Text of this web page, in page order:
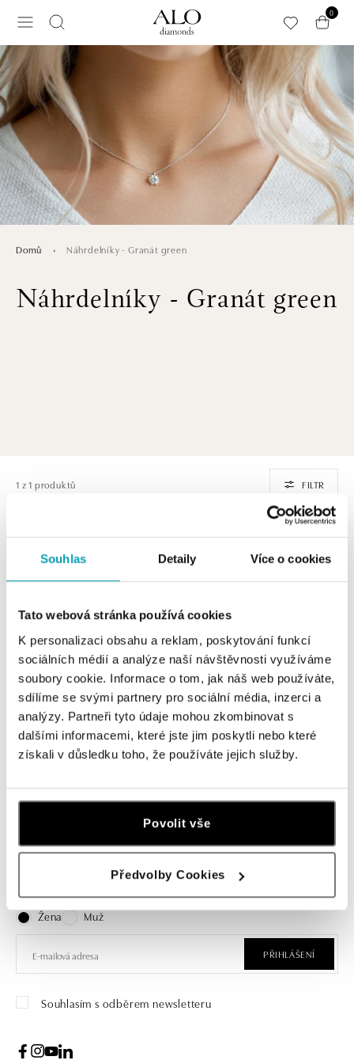
Souhlas Detaily Více o cookies
Tato webová stránka používá cookies
K personalizaci obsahu a reklam, poskytování funkcí
sociálních médií a analýze naší návštěvnosti využíváme
soubory cookie. Informace o tom, jak náš web používáte,
sdílíme se svými partnery pro sociální média, inzerci a
analýzy. Partneři tyto údaje mohou zkombinovat s
dalšími informacemi, které jste jim poskytli nebo které
získali v důsledku toho, že používáte jejich služby.
Povolit vše
Předvolby Cookies
0
Domů Náhrdelníky - Granát green
Náhrdelníky - Granát green
1 z 1 produktů FILTR
ALO
Náhrdelník s granátem Mystic
Abyss
od 16 347 Kč
Přihlášení k odběru newsletteru
Objevte nejnovější kolekce, novinky a exkluzivní produkty.
Žena
Muž
PŘIHLÁŠENÍ
Souhlasím s odběrem newsletteru